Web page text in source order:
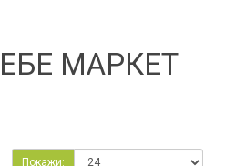
МАРКЕТ
Покажи: